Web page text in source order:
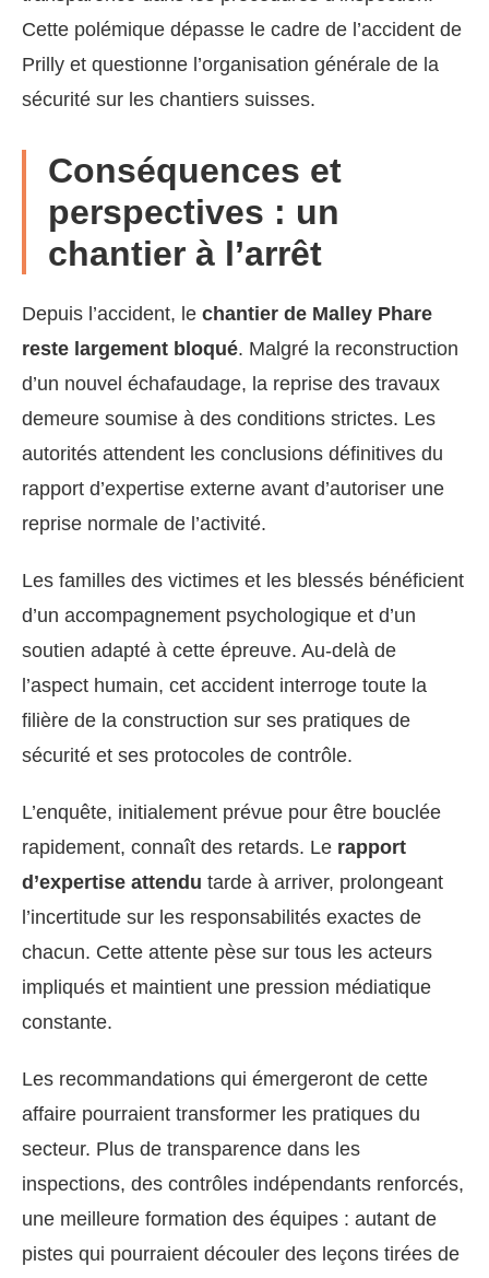
Cette polémique dépasse le cadre de l’accident de
Prilly et questionne l’organisation générale de la
sécurité sur les chantiers suisses.
Conséquences et
perspectives : un
chantier à l’arrêt
Depuis l’accident, le chantier de Malley Phare
reste largement bloqué. Malgré la reconstruction
d’un nouvel échafaudage, la reprise des travaux
demeure soumise à des conditions strictes. Les
autorités attendent les conclusions définitives du
rapport d’expertise externe avant d’autoriser une
reprise normale de l’activité.
Les familles des victimes et les blessés bénéficient
d’un accompagnement psychologique et d’un
soutien adapté à cette épreuve. Au-delà de
l’aspect humain, cet accident interroge toute la
filière de la construction sur ses pratiques de
sécurité et ses protocoles de contrôle.
L’enquête, initialement prévue pour être bouclée
rapidement, connaît des retards. Le rapport
d’expertise attendu tarde à arriver, prolongeant
l’incertitude sur les responsabilités exactes de
chacun. Cette attente pèse sur tous les acteurs
impliqués et maintient une pression médiatique
constante.
Les recommandations qui émergeront de cette
affaire pourraient transformer les pratiques du
secteur. Plus de transparence dans les
inspections, des contrôles indépendants renforcés,
une meilleure formation des équipes : autant de
pistes qui pourraient découler des leçons tirées de